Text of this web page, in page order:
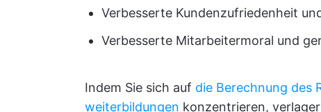
Verbesserte Kundenzufriedenheit
Verbesserte Mitarbeitermoral und
Indem Sie sich auf die Berechnung des
weiterbildungen konzentrieren,